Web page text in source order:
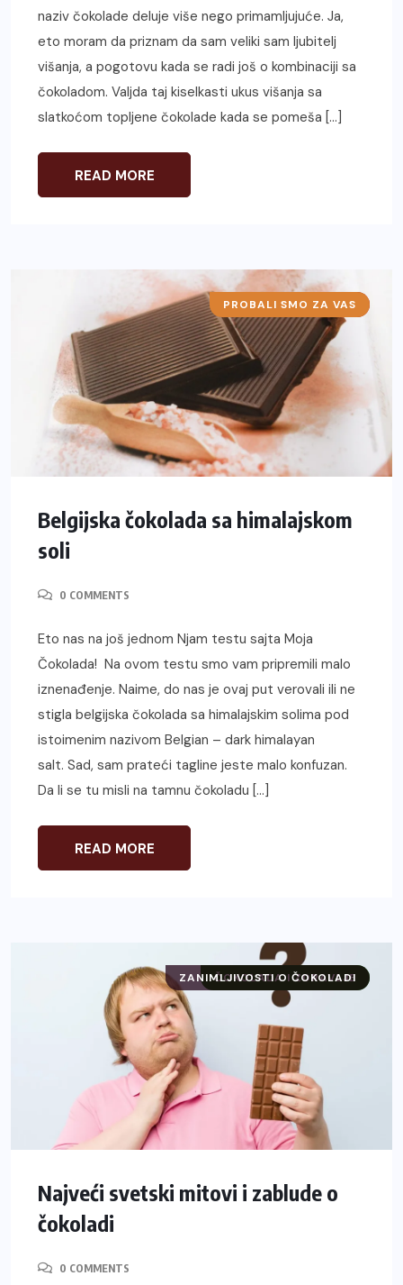
naziv čokolade deluje više nego primamljujuće. Ja,
eto moram da priznam da sam veliki sam ljubitelj
višanja, a pogotovu kada se radi još o kombinaciji sa
čokoladom. Valjda taj kiselkasti ukus višanja sa
slatkoćom topljene čokolade kada se pomeša […]
READ MORE
IZDVAJAMO ZA VAS
PROBALI SMO ZA VAS
Belgijska čokolada sa himalajskom
soli
0 COMMENTS
Eto nas na još jednom Njam testu sajta Moja
Čokolada! Na ovom testu smo vam pripremili malo
iznenađenje. Naime, do nas je ovaj put verovali ili ne
stigla belgijska čokolada sa himalajskim solima pod
istoimenim nazivom Belgian – dark himalayan
salt. Sad, sam prateći tagline jeste malo konfuzan.
Da li se tu misli na tamnu čokoladu […]
READ MORE
ČOKOLADA I ZDRAVLJE
ZANIMLJIVOSTI O ČOKOLADI
Najveći svetski mitovi i zablude o
čokoladi
0 COMMENTS